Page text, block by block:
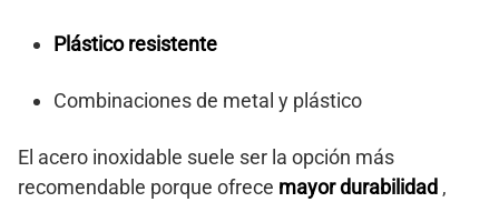
Plástico resistente
Combinaciones de metal y plástico
El acero inoxidable suele ser la opción más
recomendable porque ofrece mayor durabilidad ,